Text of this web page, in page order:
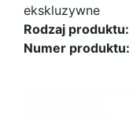
ekskluzywne
Rodzaj produktu:
Numer produktu: